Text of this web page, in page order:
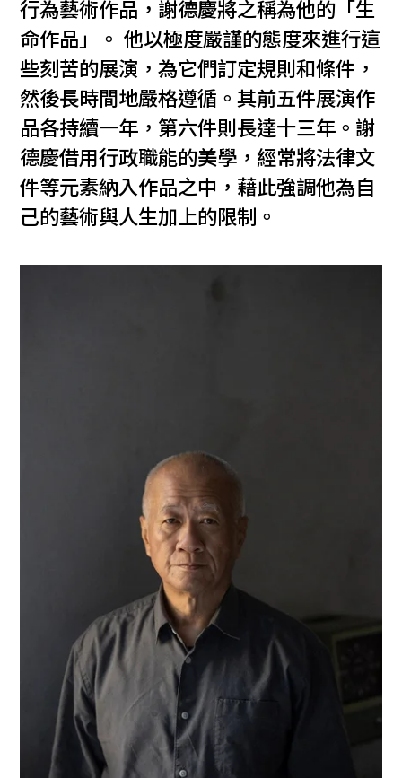
行為藝術作品，謝德慶將之稱為他的「生
命作品」。 他以極度嚴謹的態度來進行這
些刻苦的展演，為它們訂定規則和條件，
然後長時間地嚴格遵循。其前五件展演作
品各持續一年，第六件則長達十三年。謝
德慶借用行政職能的美學，經常將法律文
件等元素納入作品之中，藉此強調他為自
己的藝術與人生加上的限制。